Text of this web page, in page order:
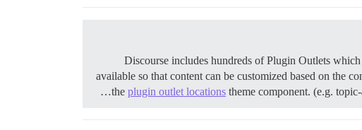
Discourse includes hundreds of Plugin Outlets
available so that content can be customized based on the
the plugin outlet locations theme component. (e.g.